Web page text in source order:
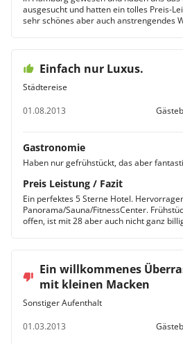
ausgesucht und hatten ein tolles Preis-
sehr schönes aber auch anstrengendes
Einfach nur Luxus.
Städtereise
01.08.2013
Gastronomie
Haben nur gefrühstückt, das aber
Preis Leistung / Fazit
Ein perfektes 5 Sterne Hotel.
Panorama/Sauna/FitnessCenter.
offen, ist mit 28 aber auch nicht ganz
Ein willkommenes
mit kleinen Macken
Sonstiger Aufenthalt
01.03.2013